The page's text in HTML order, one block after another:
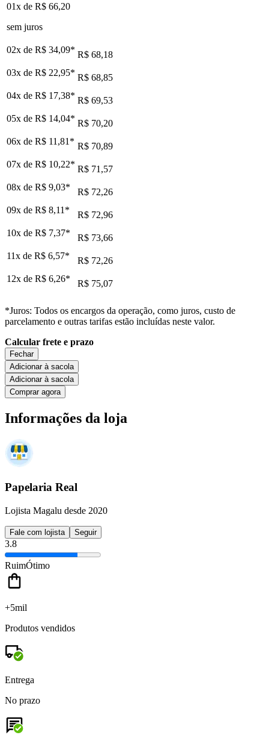
01x de R$ 66,20
sem juros
02x de R$ 34,09* R$ 68,18
03x de R$ 22,95* R$ 68,85
04x de R$ 17,38* R$ 69,53
05x de R$ 14,04* R$ 70,20
06x de R$ 11,81 * R$ 70,89
07x de R$ 10,22* R$ 71,57
08x de R$ 9,03*
R$ 72,26
09x de R$ 8,11 *
R$ 72,96
10x de R$ 7,37*
R$ 73,66
11x de R$ 6,57*
R$ 72,26
12x de R$ 6,26* R$ 75,07
*Juros: Todos os encargos da operação, como juros, custo de
parcelamento e outras tarifas estão incluídas neste valor.
Calcular frete e prazo
Fechar
Adicionar à sacola
Adicionar à sacola
Comprar agora
Informações da loja
Papelaria Real
Lojista Magalu desde 2020
Fale com lojista Seguir
3.8
RuimÓtimo
+5mil
Produtos vendidos
Entrega
No prazo